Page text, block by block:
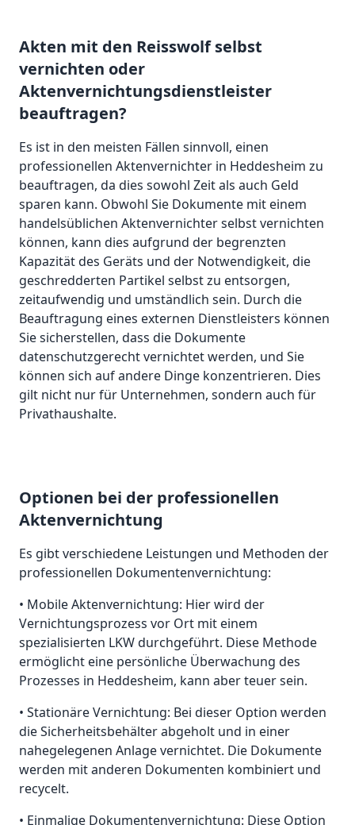
Akten mit den Reisswolf selbst
vernichten oder
Aktenvernichtungsdienstleister
beauftragen?
Es ist in den meisten Fällen sinnvoll, einen
professionellen Aktenvernichter in Heddesheim zu
beauftragen, da dies sowohl Zeit als auch Geld
sparen kann. Obwohl Sie Dokumente mit einem
handelsüblichen Aktenvernichter selbst vernichten
können, kann dies aufgrund der begrenzten
Kapazität des Geräts und der Notwendigkeit, die
geschredderten Partikel selbst zu entsorgen,
zeitaufwendig und umständlich sein. Durch die
Beauftragung eines externen Dienstleisters können
Sie sicherstellen, dass die Dokumente
datenschutzgerecht vernichtet werden, und Sie
können sich auf andere Dinge konzentrieren. Dies
gilt nicht nur für Unternehmen, sondern auch für
Privathaushalte.
Optionen bei der professionellen
Aktenvernichtung
Es gibt verschiedene Leistungen und Methoden der
professionellen Dokumentenvernichtung:
• Mobile Aktenvernichtung: Hier wird der
Vernichtungsprozess vor Ort mit einem
spezialisierten LKW durchgeführt. Diese Methode
ermöglicht eine persönliche Überwachung des
Prozesses in Heddesheim, kann aber teuer sein.
• Stationäre Vernichtung: Bei dieser Option werden
die Sicherheitsbehälter abgeholt und in einer
nahegelegenen Anlage vernichtet. Die Dokumente
werden mit anderen Dokumenten kombiniert und
recycelt.
• Einmalige Dokumentenvernichtung: Diese Option